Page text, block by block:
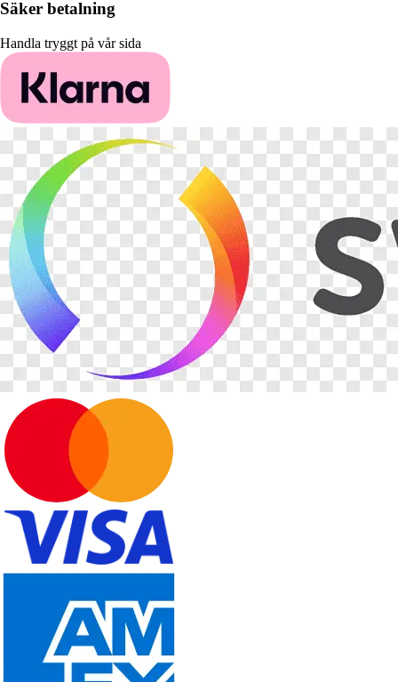
Säker betalning
Handla tryggt på vår sida